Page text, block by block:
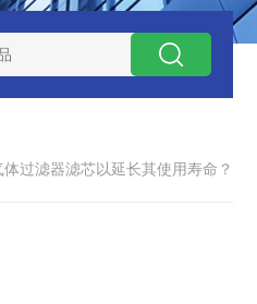
体式电磁流量计 RSLUX系列
过滤器滤芯以延长其使用寿命？